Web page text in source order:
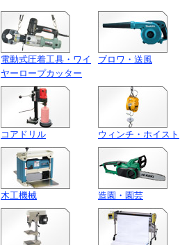
電動式圧着工具・ワイ
ヤーロープカッター
ブロワ・送風
コアドリル ウィンチ・ホイスト
木工機械 造園・園芸